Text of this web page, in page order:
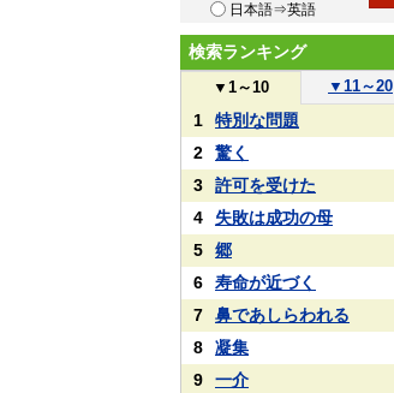
日本語⇒英語
検索ランキング
▼ 1～10 ▼ 11～20
1
特別な問題
2
驚く
3
許可を受けた
4
失敗は成功の母
5
郷
6
寿命が近づく
7
鼻であしらわれる
8
凝集
9
一介